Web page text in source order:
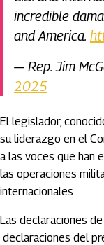
incredible
and America.
— Rep. Jim
2025
El legislador,
su liderazgo en el
a las voces que han
las operaciones
internacionales.
Las declaraciones de
declaraciones del